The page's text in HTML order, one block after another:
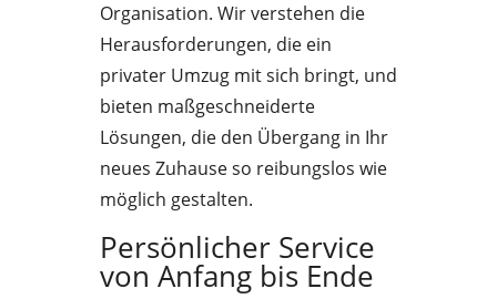
Organisation. Wir verstehen die
Herausforderungen, die ein
privater Umzug mit sich bringt, und
bieten maßgeschneiderte
Lösungen, die den Übergang in Ihr
neues Zuhause so reibungslos wie
möglich gestalten.
Persönlicher Service
von Anfang bis Ende